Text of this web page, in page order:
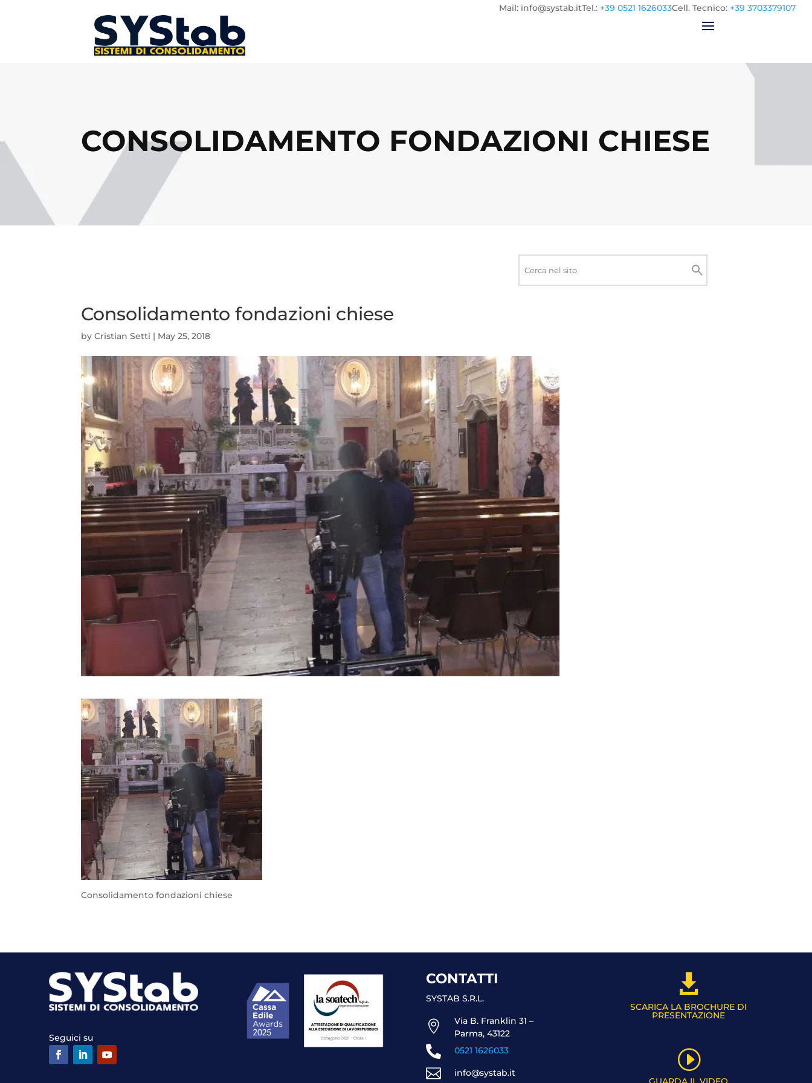
Cell. Tecnico: +39 3703379107
Tel.: +39 0521 1626033
Mail: info@systab.it
CONSOLIDAMENTO FONDAZIONI CHIESE
Cerca
Consolidamento fondazioni chiese
byCristian Setti | May 25, 2018
Consolidamento fondazioni chiese
Seguici su
CONTATTI
SYSTAB S.R.L.

Via B. Franklin 31 –
Parma, 43122
 0521 1626033
 info@systab.it

SCARICA LA BROCHURE DI
PRESENTAZIONE
I